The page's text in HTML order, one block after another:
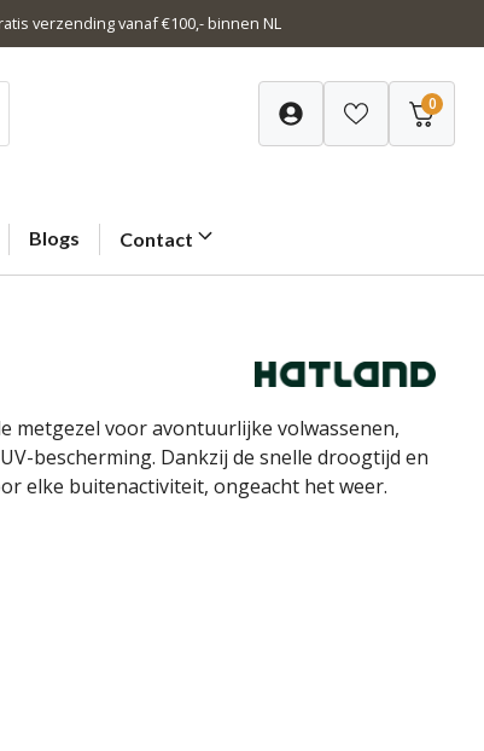
verzending vanaf €100,- binnen NL
0
Blogs Contact
metgezel voor avontuurlijke volwassenen,
bescherming. Dankzij de snelle droogtijd en
elke buitenactiviteit, ongeacht het weer.